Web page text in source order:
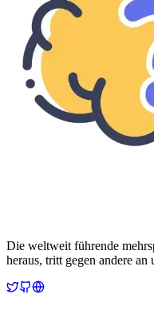
Die weltweit führende
heraus, tritt gegen andere an